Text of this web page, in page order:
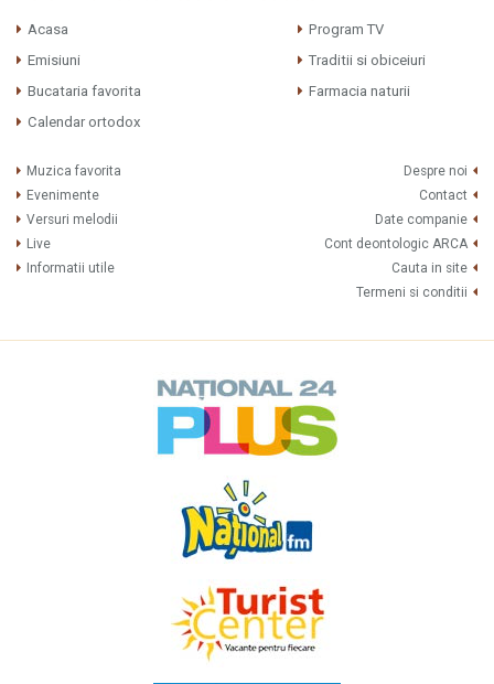
Acasa
Program TV
Emisiuni
Traditii si obiceiuri
Bucataria favorita
Farmacia naturii
Calendar ortodox
Muzica favorita
Evenimente
Versuri melodii
Live
Informatii utile
Despre noi
Contact
Date companie
Cont deontologic ARCA
Cauta in site
Termeni si conditii